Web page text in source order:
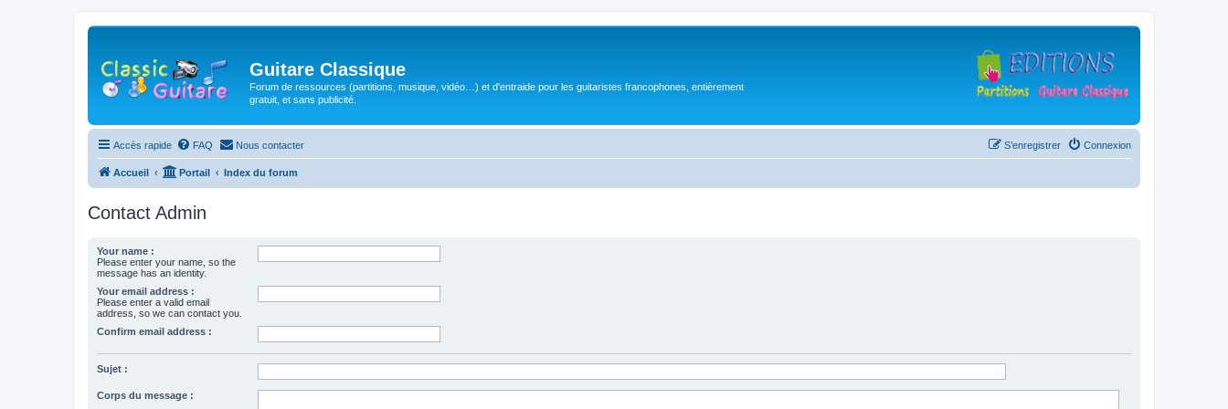
Guitare Classique
Forum de ressources (partitions, musique, vidéo…) et d'entraide pour les guitaristes francophones, entièrement
gratuit, et sans publicité.
Accès rapide FAQ Nous contacter Connexion
S’enregistrer
Accueil Portail Index du forum
Contact Admin
Your name :
Please enter your name, so the
message has an identity.
Your email address :
Please enter a valid email
address, so we can contact you.
Confirm email address :
Sujet :
Corps du message :